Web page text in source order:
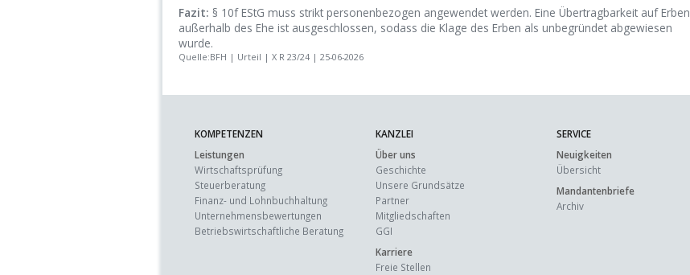
Fazit: § 10f EStG muss strikt personenbezogen angewendet werden. Eine Übertragbarkeit auf Erben
außerhalb des Ehe ist ausgeschlossen, sodass die Klage des Erben als unbegründet abgewiesen
wurde.
Quelle:BFH | Urteil | X R 23/24 | 25-06-2026
KOMPETENZEN
Leistungen
Wirtschaftsprüfung
Steuerberatung
Finanz- und Lohnbuchhaltung
Unternehmens­bewertungen
Betriebswirtschaft­liche Beratung
KANZLEI
Über uns
Geschichte
Unsere Grundsätze
Partner
Mitgliedschaften
GGI
Karriere
Freie Stellen
SERVICE
Neuigkeiten
Übersicht
Mandantenbriefe
Archiv